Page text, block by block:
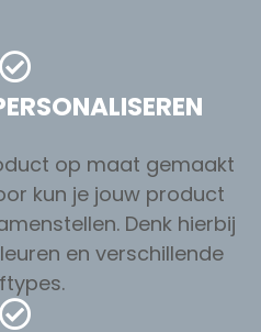
op maat gemaakt
kun je jouw product
Denk hierbij
en verschillende